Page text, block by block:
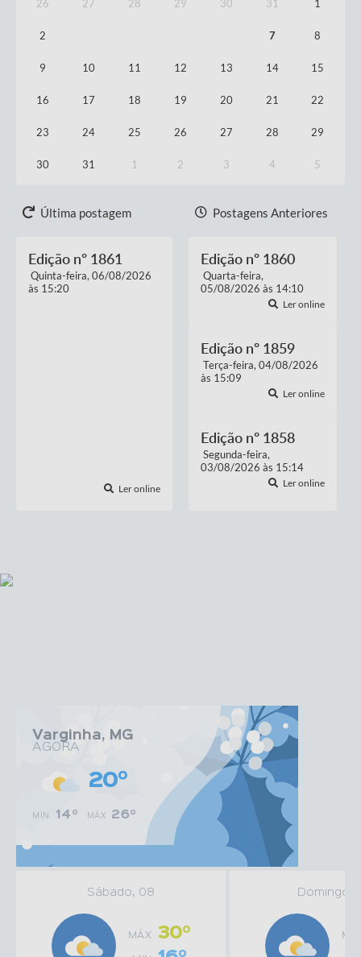
Concorrência Eletrônica nº 02 - 2026 -
sistema...
ABERTO 6 ANEXOS
26 27 28 29 30 31 1
2 7 8
9 10 11 12 13 14 15
16 17 18 19 20 21 22
23 24 25 26 27 28 29
30 31 1 2 3 4 5
Última postagem
Edição nº 1861
Quinta-feira 06/08/2026
15:20
Ler online
Postagens Anteriores
Edição nº 1860
Quarta-feira
05/08/2026
14:10
Ler online
Edição nº 1859
Terça-feira 04/08/2026
15:09
Ler online
Edição nº 1858
Segunda-feira
03/08/2026
15:14
Ler online
Varginha, MG
AGORA
20º
MIN 14º MÁX 26º
Sábado, 08
MÁX 30º
Domingo,